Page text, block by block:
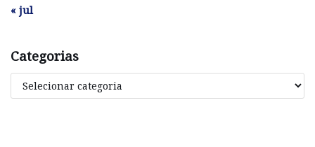
« jul
Categorias